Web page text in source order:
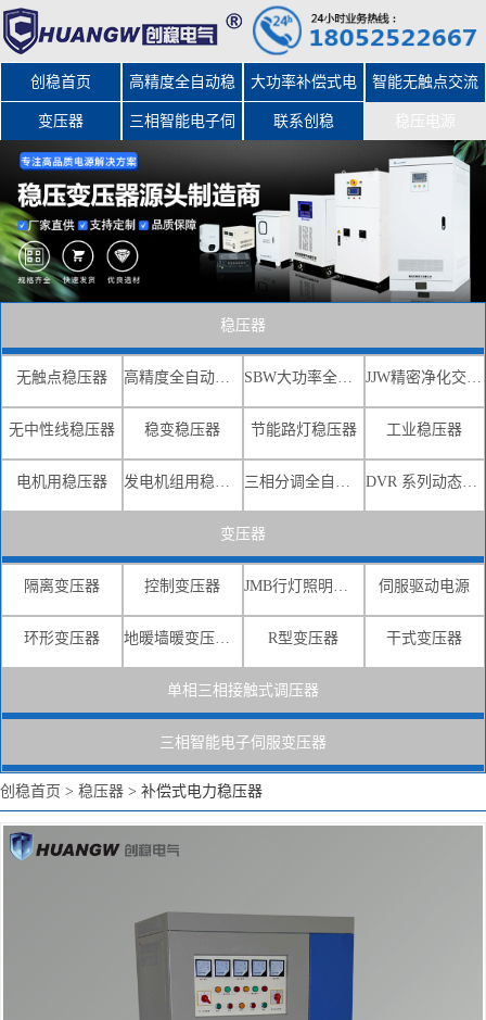
创稳首页 高精度全自动稳
压器
大功率补偿式电
力稳压器
智能无触点交流
变压器 三相智能电子伺 联系创稳
稳压器
无触点稳压器 高精度全自动交流稳压器 SBW大功率全自动补偿式电力稳压器 JJW精密净化交流稳压电源
无中性线稳压器 稳变稳压器 节能路灯稳压器 工业稳压器
电机用稳压器 发电机组用稳压器 三相分调全自动补偿式电力稳压器 DVR 系列动态电压恢复器
变压器
隔离变压器 控制变压器 JMB行灯照明变压器 伺服驱动电源
环形变压器 地暖墙暖变压器电源 R型变压器 干式变压器
单相三相接触式调压器
三相智能电子伺服变压器
创稳首页 > 稳压器 > 补偿式电力稳压器